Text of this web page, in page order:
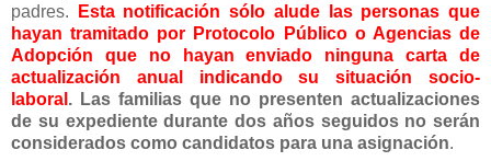
padres.
Esta notificación sólo alude las personas que
hayan tramitado por Protocolo Público o Agencias de
Adopción que no hayan enviado ninguna carta de
actualización anual indicando su situación socio-
laboral . Las familias que no presenten actualizaciones
de su expediente durante dos años seguidos no serán
considerados como candidatos para una asignación.